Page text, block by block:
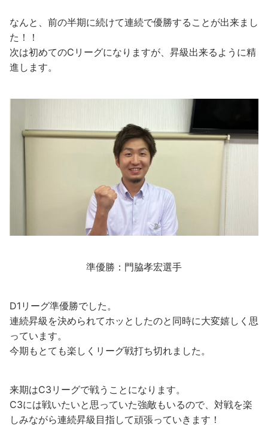
なんと、前の半期に続けて連続で優勝することが出来まし
た！！
次は初めてのCリーグになりますが、昇級出来るように精
進します。
準優勝：門脇孝宏選手
D1リーグ準優勝でした。
連続昇級を決められてホッとしたのと同時に大変嬉しく思
っています。
今期もとても楽しくリーグ戦打ち切れました。
来期はC3リーグで戦うことになります。
C3には戦いたいと思っていた強敵もいるので、対戦を楽
しみながら連続昇級目指して頑張っていきます！